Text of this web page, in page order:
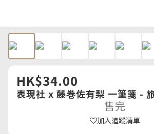
HK$34.00
表現社 x 藤巻佐有梨 一筆箋 -
售完
加入追蹤清單